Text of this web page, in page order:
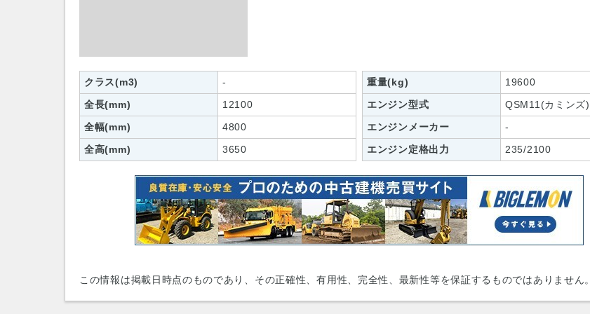
クラス(m3)
-
全長(mm)
12100
全幅(mm)
4800
全高(mm)
3650
重量(kg)
19600
エンジン型式
QSM11(カミンズ)
エンジンメーカー
-
エンジン定格出力
235/2100
この情報は掲載日時点のものであり、その正確性、有用性、完全性、最新性等を保証するものではありません。